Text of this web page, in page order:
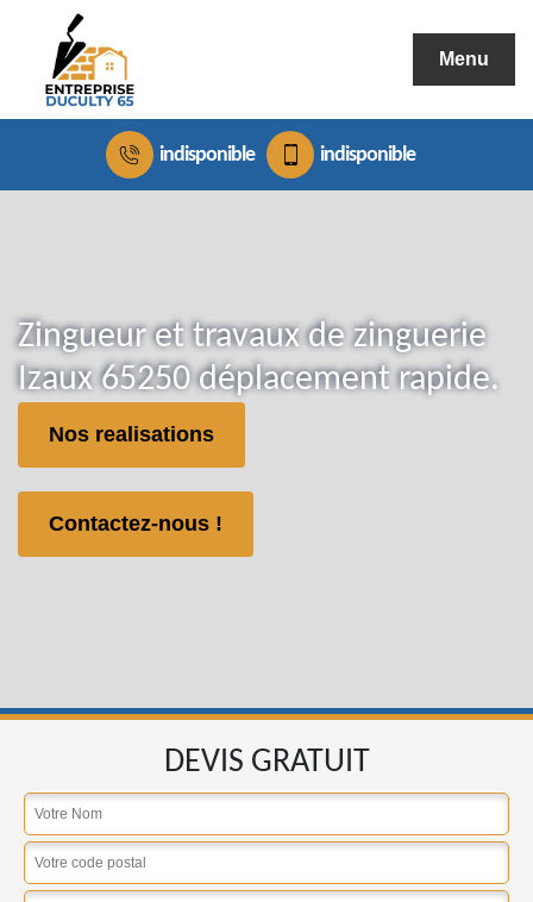
Menu
indisponible indisponible
Zingueur et travaux de zinguerie
Izaux 65250 déplacement rapide.
Nos realisations
Contactez-nous !
DEVIS GRATUIT